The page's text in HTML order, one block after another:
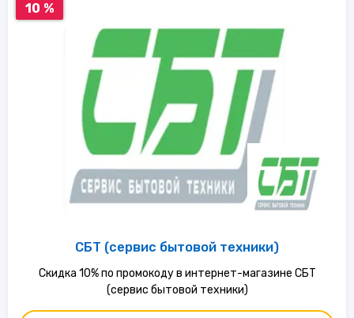
10 %
СБТ (сервис бытовой техники)
Скидка 10% по промокоду в интернет-магазине СБТ
(сервис бытовой техники)